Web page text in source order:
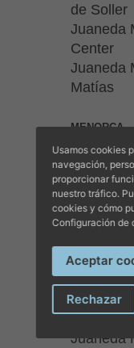
de Soller
Juaneda
Center
Juaneda
Matías
MENORCA
Juaneda
D'En
Juaneda
Bosch
Juaneda
Juaneda
Porter
Juaneda
Galdana
Juaneda
Usamos cookies
navegación,
proporcionar
nuestro tráfico.
cookies y cómo
Configuración de
Aceptar
Rechazar